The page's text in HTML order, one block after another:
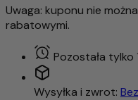
Uwaga: kuponu nie
rabatowymi.
Pozostała tylko
Wysyłka i zwrot: